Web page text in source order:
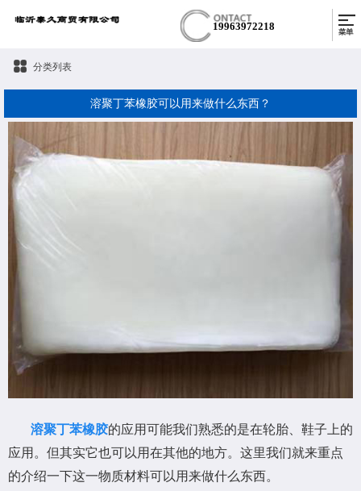
19963972218
分类列表
溶聚丁苯橡胶可以用来做什么东西？
溶聚丁苯橡胶的应用可能我们熟悉的是在轮胎、鞋子上的
应用。但其实它也可以用在其他的地方。这里我们就来重点
的介绍一下这一物质材料可以用来做什么东西。